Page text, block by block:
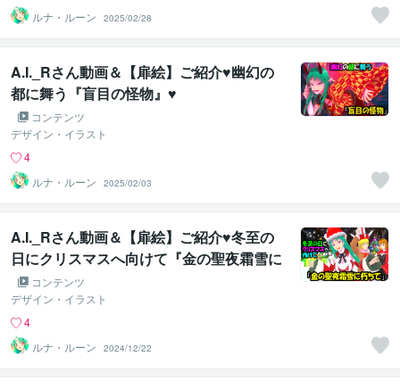
ルナ・ルーン
2025/02/28
A.I._Rさん動画＆【扉絵】ご紹介♥幽幻の
都に舞う『盲目の怪物』♥
コンテンツ
デザイン・イラスト
4
ルナ・ルーン
2025/02/03
A.I._Rさん動画＆【扉絵】ご紹介♥冬至の
日にクリスマスへ向けて『金の聖夜霜雪に
朽ちて』♥
コンテンツ
デザイン・イラスト
4
ルナ・ルーン
2024/12/22